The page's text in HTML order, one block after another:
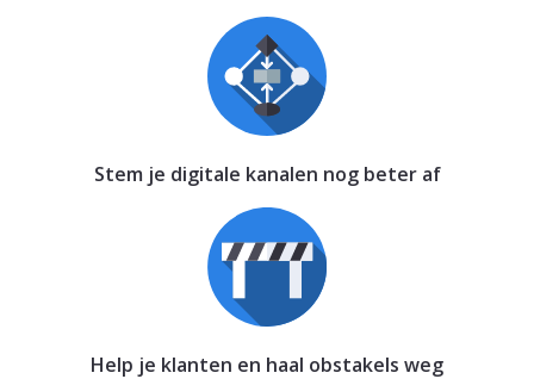
Stem je digitale kanalen nog beter af
Help je klanten en haal obstakels weg